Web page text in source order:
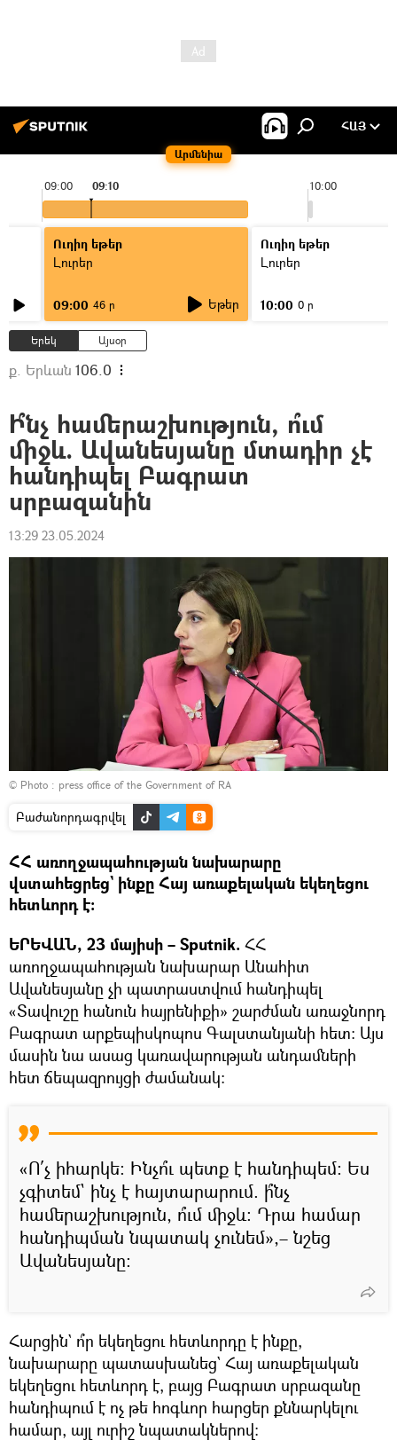
Արմենիա
ՀԱՅ
09:00 10:00
09:10
Ուղիղ եթեր
Լուրեր
09:00 46 ր Եթեր
Ուղիղ եթեր
Լուրեր
10:00 0 ր
Երեկ Այսօր
ք. Երևան 106.0
Ի՞նչ համերաշխություն, ո՞ւմ
միջև. Ավանեսյանը մտադիր չէ
հանդիպել Բագրատ
սրբազանին
13:29 23.05.2024
© Photo : press office of the Government of RA
Բաժանորդագրվել
ՀՀ առողջապահության նախարարը
վստահեցրեց` ինքը Հայ առաքելական եկեղեցու
հետևորդ է։
ԵՐԵՎԱՆ, 23 մայիսի – Sputnik. ՀՀ
առողջապահության նախարար Անահիտ
Ավանեսյանը չի պատրաստվում հանդիպել
«Տավուշը հանուն հայրենիքի» շարժման առաջնորդ
Բագրատ արքեպիսկոպոս Գալստանյանի հետ։ Այս
մասին նա ասաց կառավարության անդամների
հետ ճեպազրույցի ժամանակ։
«Ո՛չ իհարկե։ Ինչո՞ւ պետք է հանդիպեմ։ Ես
չգիտեմ` ինչ է հայտարարում. ի՞նչ
համերաշխություն, ո՞ւմ միջև։ Դրա համար
հանդիպման նպատակ չունեմ»,– նշեց
Ավանեսյանը։
Հարցին` ո՞ր եկեղեցու հետևորդը է ինքը,
նախարարը պատասխանեց` Հայ առաքելական
եկեղեցու հետևորդ է, բայց Բագրատ սրբազանը
հանդիպում է ոչ թե հոգևոր հարցեր քննարկելու
համար, այլ ուրիշ նպատակներով։